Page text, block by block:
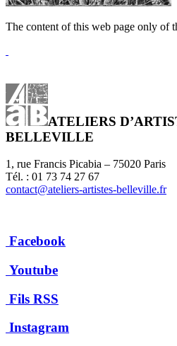
The content of this web page only of
ATELIERS
BELLEVILLE
1, rue Francis Picabia – 75020 Paris
Tél. : 01 73 74 27 67
contact@ateliers-artistes-belleville.fr
Facebook
Youtube
Fils RSS
Instagram